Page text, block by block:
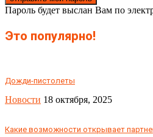
Пароль будет выслан Вам по
Это популярно!
Дожди-пистолеты
Новости 18 октября, 2025
Какие возможности открывает